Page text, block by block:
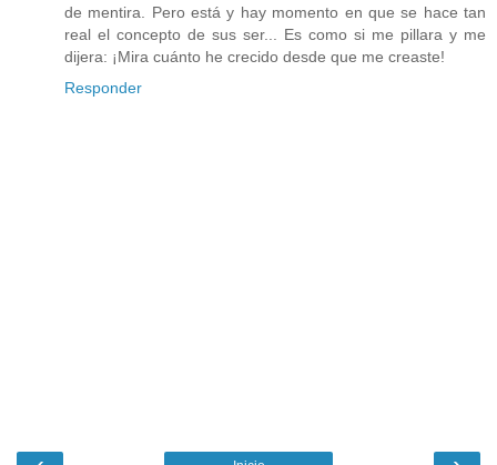
de mentira. Pero está y hay momento en que se hace tan
real el concepto de sus ser... Es como si me pillara y me
dijera: ¡Mira cuánto he crecido desde que me creaste!
Responder